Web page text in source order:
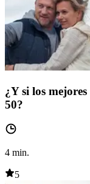
¿Y si los
50?
4 min.
5